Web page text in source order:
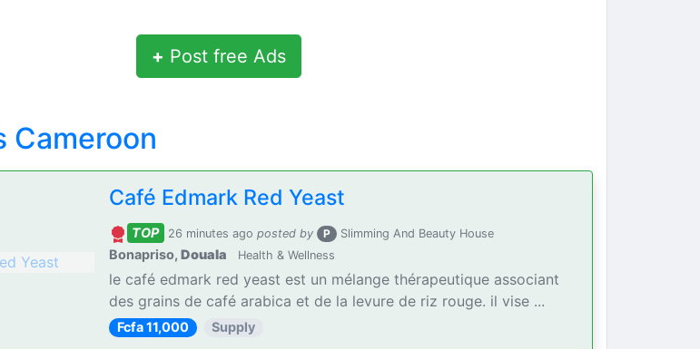
+ Post free Ads
Cameroon
Café Edmark Red Yeast
TOP 26 minutes ago posted by P Slimming And Beauty House
Bonapriso,Douala Health & Wellness
le café edmark red yeast est un mélange thérapeutique associant
des grains de café arabica et de la levure de riz rouge. il vise ...
Fcfa 11,000 Supply